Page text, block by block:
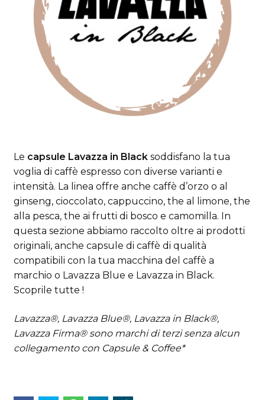
Le capsule Lavazza in Blacksoddisfano la tua
voglia di caffè espresso con diverse varianti e
intensità. La linea offre anche caffè d’orzo o al
ginseng, cioccolato, cappuccino, the al limone, the
alla pesca, the ai frutti di bosco e camomilla. In
questa sezione abbiamo raccolto oltre ai prodotti
originali, anche capsule di caffè di qualità
compatibili con la tua macchina del caffè a
marchio o Lavazza Blue e Lavazza in Black.
Scoprile tutte !
Lavazza®, Lavazza Blue®, Lavazza in Black®,
Lavazza Firma® sono marchi di terzi senza alcun
collegamento con Capsule & Coffee*